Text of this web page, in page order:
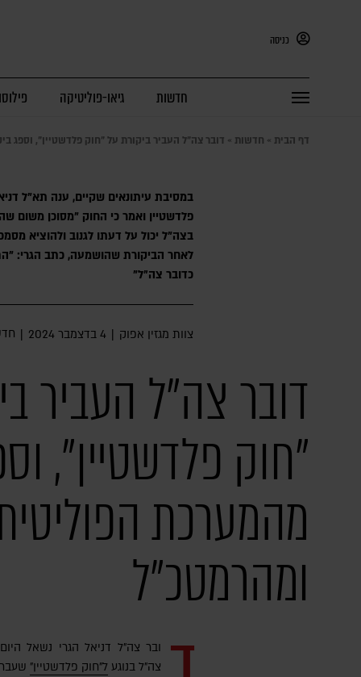
כניסה
חדשות גיאו-פוליטיקה
דף הבית » חדשות » דובר צה"ל העביר ביקורת על "חוק פלדשטיין", וספג
במסיבת עיתונאים שקיים, ענה תא"ל
פלדשטיין ואמר כי החוק "מסוכן משום
בצה"ל יכול על דעתו לגנוב ולהוציא
לאחר הביקורת שהושמעה, כתב הגרי:
כדובר צה״ל"
צוות מגזין אפוק | 4 בדצמבר 2024 |
דובר צה"ל העביר
"חוק פלדשטיין",
מהמערכת
ומהרמטכ"ל
ובר צה"ל דניאל הגרי נשאל
צה"ל בנוגע ל"חוק פלדשטיין"